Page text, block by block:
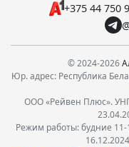
+375 44 750
© 2024-2026
Юр. адрес: Республика
ООО «Рейвен Плюс».
Режим работы: будние 11-